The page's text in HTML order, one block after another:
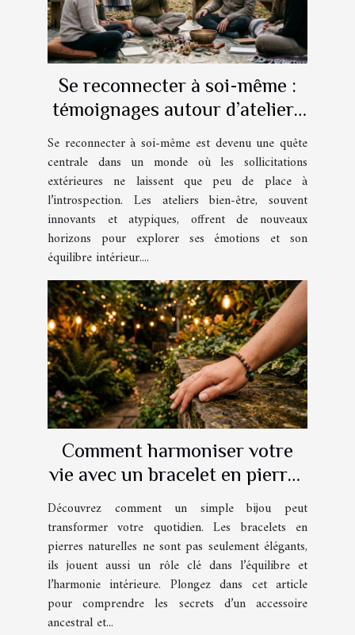
Se reconnecter à soi-même :
témoignages autour d’ateliers
bien-être atypiques
Se reconnecter à soi-même est devenu une quête
centrale dans un monde où les sollicitations
extérieures ne laissent que peu de place à
l’introspection. Les ateliers bien-être, souvent
innovants et atypiques, offrent de nouveaux
horizons pour explorer ses émotions et son
équilibre intérieur....
Comment harmoniser votre
vie avec un bracelet en pierres
naturelles ?
Découvrez comment un simple bijou peut
transformer votre quotidien. Les bracelets en
pierres naturelles ne sont pas seulement élégants,
ils jouent aussi un rôle clé dans l’équilibre et
l’harmonie intérieure. Plongez dans cet article
pour comprendre les secrets d’un accessoire
ancestral et...